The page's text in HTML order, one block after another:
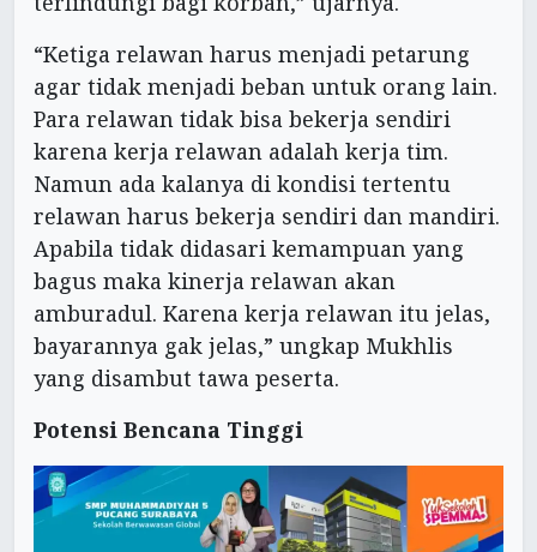
“Ketiga relawan harus menjadi petarung
agar tidak menjadi beban untuk orang lain.
Para relawan tidak bisa bekerja sendiri
karena kerja relawan adalah kerja tim.
Namun ada kalanya di kondisi tertentu
relawan harus bekerja sendiri dan mandiri.
Apabila tidak didasari kemampuan yang
bagus maka kinerja relawan akan
amburadul. Karena kerja relawan itu jelas,
bayarannya gak jelas,” ungkap Mukhlis
yang disambut tawa peserta.
Potensi Bencana Tinggi